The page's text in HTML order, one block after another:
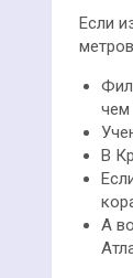
Если
чем
В
А